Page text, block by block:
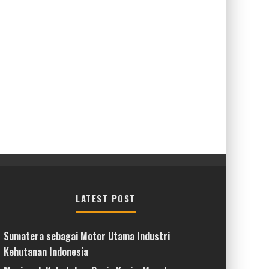
LATEST POST
Sumatera sebagai Motor Utama Industri
Kehutanan Indonesia